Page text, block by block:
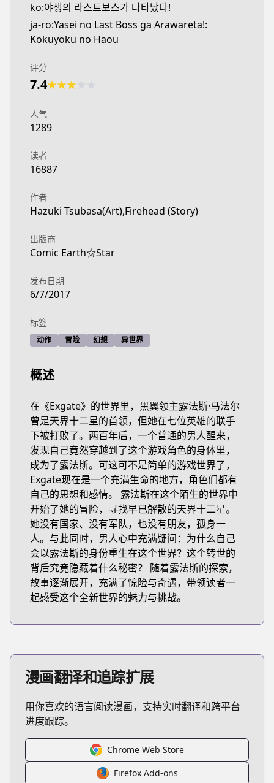
ko:야생의 라스트보스가 나타났다!
ja-ro:Yasei no Last Boss ga Arawareta!:
Kokuyoku no Haou
评分
7.4★★★
人气
1289
读者
16887
作者
Hazuki Tsubasa(Art),Firehead (Story)
出版商
Comic Earth☆Star
发布日期
6/7/2017
标签
动作 冒险 幻想 异世界
概述
在《Exgate》的世界里，黑翼领主露法斯·马法尔
曾是天界十二星的首领，但她在七位英雄的联手
下被打败了。两百年后，一个普通的男人醒来，
发现自己竟然穿越到了这个游戏角色的身体里，
成为了露法斯。可这可不是简单的游戏世界了，
Exgate现在是一个充满生命的地方，角色们都有
自己的思想和感情。 露法斯在这个陌生的世界中
开始了她的冒险，寻找早已解散的天界十二星。
她没有国家、没有军队，也没有朋友，孤身一
人。与此同时，男人心中充满疑问：为什么自己
会以露法斯的身份重生在这个世界？这个转世的
背后究竟隐藏着什么秘密？ 随着露法斯的探索，
故事逐渐展开，充满了惊险与奇遇，带领读者一
起感受这个全新世界的魅力与挑战。
漫画翻译和追踪扩展
用你喜欢的语言阅读漫画，支持实时翻译和跨平台
进度跟踪。
Chrome Web Store
Firefox Add-ons